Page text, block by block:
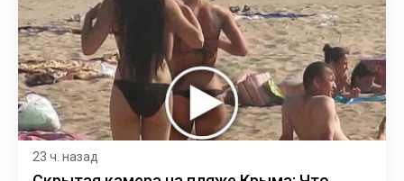
23 ч. назад